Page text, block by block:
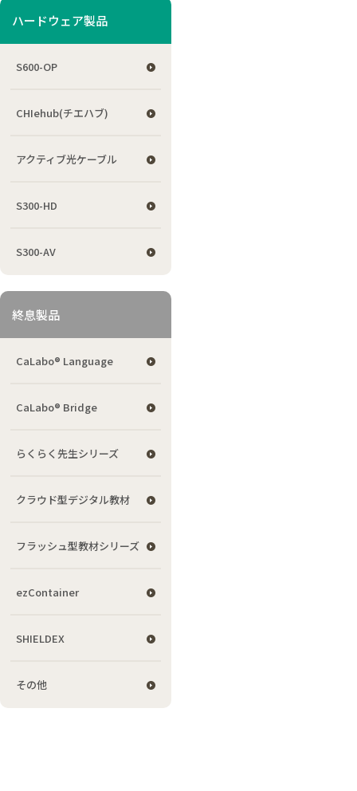
ハードウェア製品
S600-OP
CHIehub(チエハブ)
アクティブ光ケーブル
S300-HD
S300-AV
終息製品
CaLabo® Language
CaLabo® Bridge
らくらく先生シリーズ
クラウド型デジタル教材
フラッシュ型教材シリーズ
ezContainer
SHIELDEX
その他